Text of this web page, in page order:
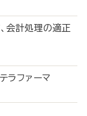
会計処理の適正
ラファーマ